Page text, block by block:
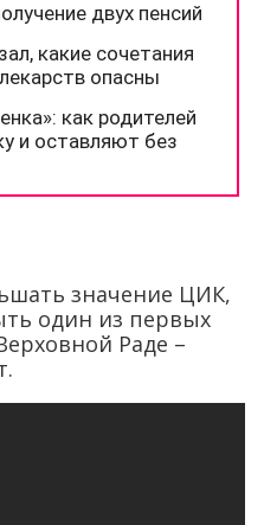
значение ЦИК,
один из первых
Раде –